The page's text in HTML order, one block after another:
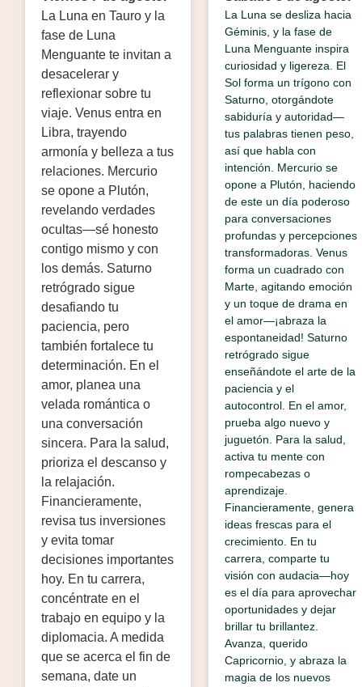
La Luna en Tauro y la
fase de Luna
Menguante te invitan a
desacelerar y
reflexionar sobre tu
viaje. Venus entra en
Libra, trayendo
armonía y belleza a tus
relaciones. Mercurio
se opone a Plutón,
revelando verdades
ocultas—sé honesto
contigo mismo y con
los demás. Saturno
retrógrado sigue
desafiando tu
paciencia, pero
también fortalece tu
determinación. En el
amor, planea una
velada romántica o
una conversación
sincera. Para la salud,
prioriza el descanso y
la relajación.
Financieramente,
revisa tus inversiones
y evita tomar
decisiones importantes
hoy. En tu carrera,
concéntrate en el
trabajo en equipo y la
diplomacia. A medida
que se acerca el fin de
semana, date un
La Luna se desliza hacia
Géminis, y la fase de
Luna Menguante inspira
curiosidad y ligereza. El
Sol forma un trígono con
Saturno, otorgándote
sabiduría y autoridad—
tus palabras tienen peso,
así que habla con
intención. Mercurio se
opone a Plutón, haciendo
de este un día poderoso
para conversaciones
profundas y percepciones
transformadoras. Venus
forma un cuadrado con
Marte, agitando emoción
y un toque de drama en
el amor—¡abraza la
espontaneidad! Saturno
retrógrado sigue
enseñándote el arte de la
paciencia y el
autocontrol. En el amor,
prueba algo nuevo y
juguetón. Para la salud,
activa tu mente con
rompecabezas o
aprendizaje.
Financieramente, genera
ideas frescas para el
crecimiento. En tu
carrera, comparte tu
visión con audacia—hoy
es el día para aprovechar
oportunidades y dejar
brillar tu brillantez.
Avanza, querido
Capricornio, y abraza la
magia de los nuevos